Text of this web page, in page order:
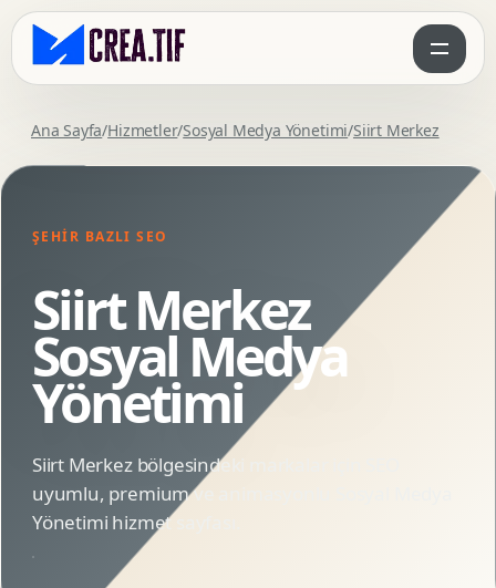
Ana Sayfa/Hizmetler/Sosyal Medya Yönetimi/Siirt Merkez
ŞEHIR BAZLI SEO
Siirt Merkez
Sosyal Medya
Yönetimi
Siirt Merkez bölgesindeki markalar için SEO
uyumlu, premium ve animasyonlu Sosyal Medya
Yönetimi hizmet sayfası.